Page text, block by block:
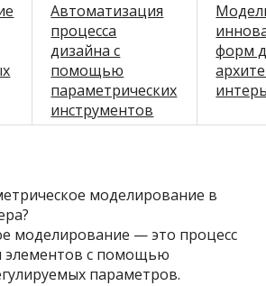
Автоматизация
процесса
дизайна с
помощью
параметрических
инструментов
форм
моделирование в
моделирование — это процесс
элементов с помощью
параметров.